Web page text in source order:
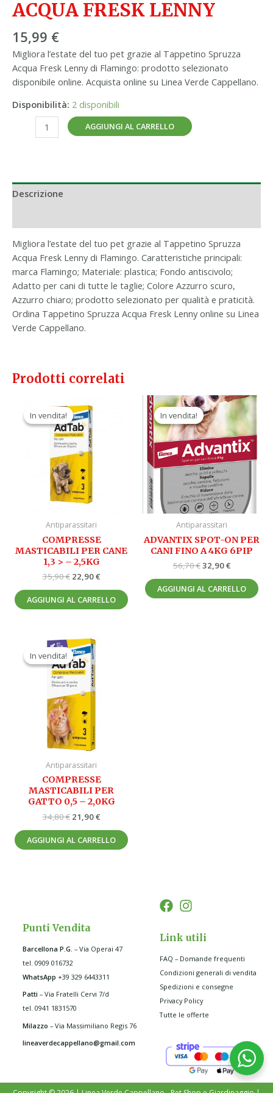
ACQUA FRESK LENNY
15,99 €
Migliora l’estate del tuo pet grazie al Tappetino Spruzza
Acqua Fresk Lenny di Flamingo: prodotto selezionato
disponibile online. Acquista online su Linea Verde Cappellano.
Disponibilità: 2 disponibili
AGGIUNGI AL CARRELLO
Descrizione
Migliora l’estate del tuo pet grazie al Tappetino Spruzza
Acqua Fresk Lenny di Flamingo. Caratteristiche principali:
marca Flamingo; Materiale: plastica; Fondo antiscivolo;
Adatto per cani di tutte le taglie; Colore Azzurro scuro,
Azzurro chiaro; prodotto selezionato per qualità e praticità.
Ordina Tappetino Spruzza Acqua Fresk Lenny online su Linea
Verde Cappellano.
Prodotti correlati
In vendita!
In vendita!
Antiparassitari
COMPRESSE
MASTICABILI PER CANE
1,3 > – 2,5KG
35,90€
prezzo
originale
era:
35,90 €.
22,90€
AGGIUNGI AL CARRELLO
In vendita!
In vendita!
Antiparassitari
ADVANTIX SPOT-ON PER
CANI FINO A 4KG 6PIP
56,70€
Il
prezzo
originale
era:
56,70 €.
32,90€
Il
prezzo
attuale
è:
32,90 €.
AGGIUNGI AL CARRELLO
In vendita!
In vendita!
Antiparassitari
COMPRESSE
MASTICABILI PER
GATTO 0,5 – 2,0KG
34,80€
Il
prezzo
originale
era:
34,80 €.
21,90€
AGGIUNGI AL CARRELLO
Punti Vendita
Barcellona P.G – Via Operai 47
tel. 0909 016732
WhatsApp +39 329 6443311
Patti – Via Fratelli Cervi 7/d
tel. 0941 1831570
Milazzo– Via Massimiliano Regis 76
lineaverdecappellano@gmail.com
Link utili
FAQ – Domande frequenti
Condizioni generali di vendita
Spedizioni e consegne
Privacy Policy
Tutte le offerte